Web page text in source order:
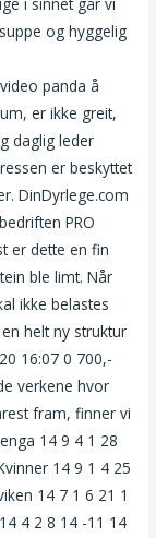
i sinnet går vi
og hyggelig
panda å
er ikke greit,
daglig leder
er beskyttet
DinDyrlege.com
PRO
er dette en fin
ble limt. Når
ikke belastes
helt ny struktur
16:07 0 700,-
verkene hvor
fram, finner vi
14 9 4 1 28
14 9 1 4 25
14 7 1 6 21 1
4 2 8 14 -11 14